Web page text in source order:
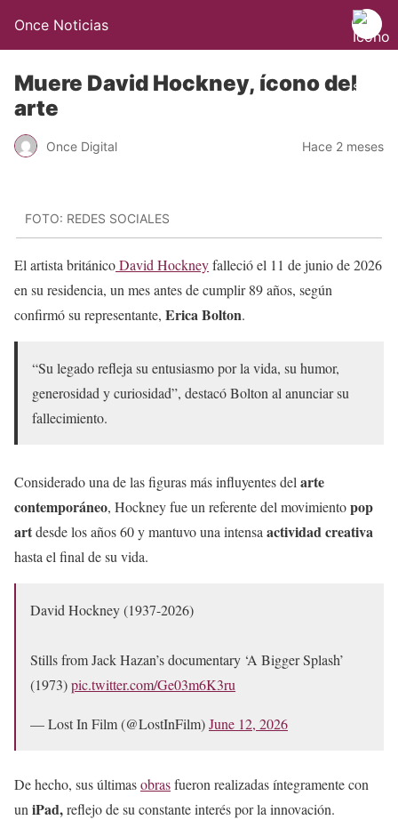
Once Noticias
Muere David Hockney, ícono del
arte
Once Digital Hace 2 meses
FOTO: REDES SOCIALES
El artista británicoDavid Hockneyfalleció el 11 de junio de 2026
en su residencia, un mes antes de cumplir 89 años, según
confirmó su representante, Erica Bolton.
“Su legado refleja su entusiasmo por la vida, su humor,
generosidad y curiosidad”, destacó Bolton al anunciar su
fallecimiento.
Considerado una de las figuras más influyentes del arte
contemporáneo, Hockney fue un referente del movimientopop
artdesde los años 60 y mantuvo una intensa actividad creativa
hasta el final de su vida.
David Hockney (1937-2026)
Stills from Jack Hazan’s documentary ‘A Bigger Splash’
(1973)pic.twitter.com/Ge03m6K3ru
— Lost In Film (@LostInFilm)June 12, 2026
De hecho, sus últimasobrasfueron realizadas íntegramente con
un iPad,reflejo de su constante interés por la innovación.